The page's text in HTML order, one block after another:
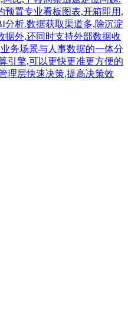
预置专业看板图表,开箱即用,
分析.数据获取渠道多,除沉淀
据外,还同时支持外部数据收
务场景与人事数据的一体分
引擎,可以更快更准更方便的
理层快速决策,提高决策效